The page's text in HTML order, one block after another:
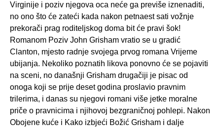
Virginije i poziv njegova oca neće ga previše iznenaditi,
no ono što će zateći kada nakon petnaest sati vožnje
prekorači prag roditeljskog doma bit će pravi šok!
Romanom Poziv John Grisham vratio se u gradić
Clanton, mjesto radnje svojega prvog romana Vrijeme
ubijanja. Nekoliko poznatih likova ponovno će se pojaviti
na sceni, no današnji Grisham drugačiji je pisac od
onoga koji se prije deset godina proslavio pravnim
trilerima, i danas su njegovi romani više jetke moralne
priče o pravnicima i njihovoj bezgraničnoj pohlepi. Nakon
Obojene kuće i Kako izbjeći Božić Grisham i dalje